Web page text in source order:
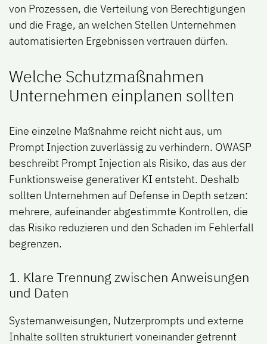
von Prozessen, die Verteilung von Berechtigungen
und die Frage, an welchen Stellen Unternehmen
automatisierten Ergebnissen vertrauen dürfen.
Welche Schutzmaßnahmen
Unternehmen einplanen sollten
Eine einzelne Maßnahme reicht nicht aus, um
Prompt Injection zuverlässig zu verhindern. OWASP
beschreibt Prompt Injection als Risiko, das aus der
Funktionsweise generativer KI entsteht. Deshalb
sollten Unternehmen auf Defense in Depth setzen:
mehrere, aufeinander abgestimmte Kontrollen, die
das Risiko reduzieren und den Schaden im Fehlerfall
begrenzen.
1. Klare Trennung zwischen Anweisungen
und Daten
Systemanweisungen, Nutzerprompts und externe
Inhalte sollten strukturiert voneinander getrennt